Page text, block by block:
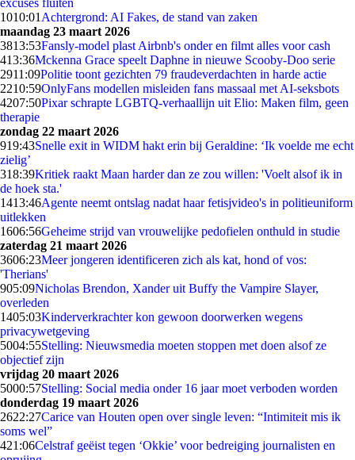
excuses fluiten
1010:01 Achtergrond: AI Fakes, de stand van zaken
maandag 23 maart 2026
3813:53Fansly-model plast Airbnb's onder en filmt alles voor cash
413:36Mckenna Grace speelt Daphne in nieuwe Scooby-Doo serie
2911:09Politie toont gezichten 79 fraudeverdachten in harde actie
2210:59OnlyFans modellen misleiden fans massaal met AI-seksbots
4207:50Pixar schrapte LGBTQ-verhaallijn uit Elio: Maken film, geen
therapie
zondag 22 maart 2026
919:43Snelle exit in WIDM hakt erin bij Geraldine: ‘Ik voelde me echt
zielig’
318:39Kritiek raakt Maan harder dan ze zou willen: 'Voelt alsof ik in
de hoek sta.'
1413:46Agente neemt ontslag nadat haar fetisjvideo's in politieuniform
uitlekken
1606:56Geheime strijd van vrouwelijke pedofielen onthuld in studie
zaterdag 21 maart 2026
3606:23Meer jongeren identificeren zich als kat, hond of vos:
'Therians'
905:09Nicholas Brendon, Xander uit Buffy the Vampire Slayer,
overleden
1405:03Kinderverkrachter kon gewoon doorwerken wegens
privacywetgeving
5004:55Stelling: Nieuwsmedia moeten stoppen met doen alsof ze
objectief zijn
vrijdag 20 maart 2026
5000:57Stelling: Social media onder 16 jaar moet verboden worden
donderdag 19 maart 2026
2622:27Carice van Houten open over single leven: “Intimiteit mis ik
soms wel”
421:06Celstraf geëist tegen ‘Okkie’ voor bedreiging journalisten en